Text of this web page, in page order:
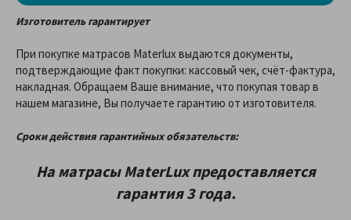
Изготовитель гарантирует
При покупке матрасов Materlux выдаются документы,
подтверждающие факт покупки: кассовый чек, счёт-фактура,
накладная. Обращаем Ваше внимание, что покупая товар в
нашем магазине, Вы получаете гарантию от изготовителя.
Сроки действия гарантийных обязательств:
На матрасы MaterLuxпредоставляетcя
гарантия 3 года.